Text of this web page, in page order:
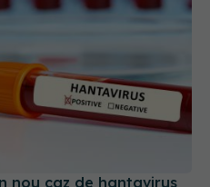
nou caz de hantavirus